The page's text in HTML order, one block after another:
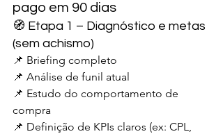
pago em 90 dias
🧭 Etapa 1 – Diagnóstico e metas
(sem achismo)
📌 Briefing completo
📌 Análise de funil atual
📌 Estudo do comportamento de
compra
📌 Definição de KPIs claros (ex: CPL,